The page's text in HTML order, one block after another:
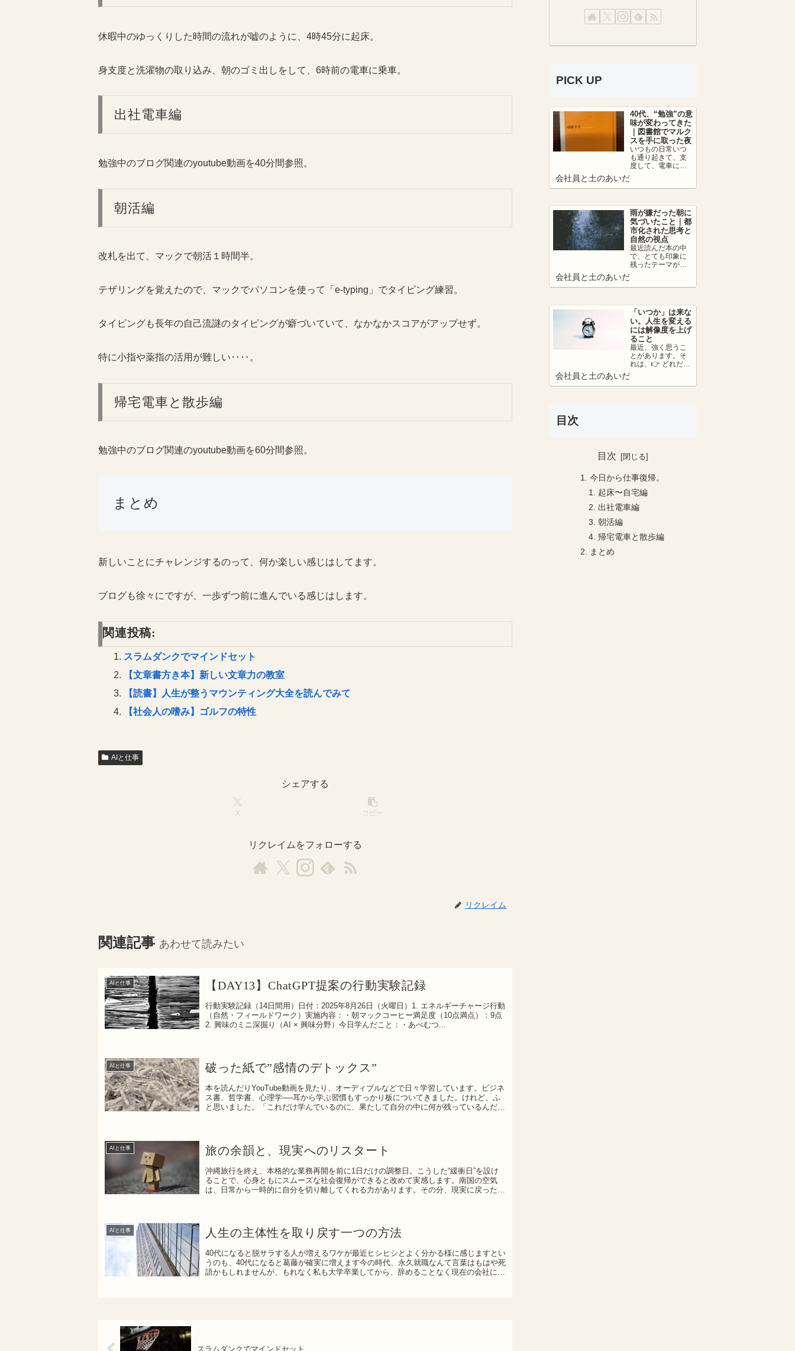
休暇中のゆっくりした時間の流れが嘘のように、4時45分に起床。
身支度と洗濯物の取り込み、朝のゴミ出しをして、6時前の電車に乗車。
出社電車編
勉強中のブログ関連のyoutube動画を40分間参照。
朝活編
改札を出て、マックで朝活１時間半。
テザリングを覚えたので、マックでパソコンを使って「e-typing」でタイピング練習。
タイピングも長年の自己流謎のタイピングが癖づいていて、なかなかスコアがアップせず。
特に小指や薬指の活用が難しい‥‥。
帰宅電車と散歩編
勉強中のブログ関連のyoutube動画を60分間参照。
まとめ
新しいことにチャレンジするのって、何か楽しい感じはしてます。
ブログも徐々にですが、一歩ずつ前に進んでいる感じはします。
関連投稿:
スラムダンクでマインドセット
【文章書方き本】新しい文章力の教室
【読書】人生が整うマウンティング大全を読んでみて
【社会人の嗜み】ゴルフの特性
AIと仕事
シェアする
X コピー
リクレイムをフォローする
リクレイム
関連記事 あわせて読みたい
AIと仕事 【DAY13】ChatGPT提案の行動実験記録
行動実験記録（14日間用）日付：2025年8月26日（火曜日）1. エネルギーチャージ行動
（自然・フィールドワーク）実施内容：・朝マックコーヒー満足度（10点満点）：9点
2. 興味のミニ深掘り（AI × 興味分野）今日学んだこと：・あべむつ...
AIと仕事 破った紙で”感情のデトックス”
本を読んだりYouTube動画を見たり、オーディブルなどで日々学習しています。ビジネ
ス書、哲学書、心理学──耳から学ぶ習慣もすっかり板についてきました。けれど、ふ
と思いました。「これだけ学んでいるのに、果たして自分の中に何が残っているんだ
AIと仕事 旅の余韻と、現実へのリスタート
沖縄旅行を終え、本格的な業務再開を前に1日だけの調整日。こうした“緩衝日”を設け
ることで、心身ともにスムーズな社会復帰ができると改めて実感します。南国の空気
は、日常から一時的に自分を切り離してくれる力があります。その分、現実に戻った瞬
AIと仕事 人生の主体性を取り戻す一つの方法
40代になると脱サラする人が増えるワケが最近ヒシヒシとよく分かる様に感じますとい
うのも、40代になると葛藤が確実に増えます今の時代、永久就職なんて言葉はもはや死
語かもしれませんが、もれなく私も大学卒業してから、辞めることなく現在の会社に添
スラムダンクでマインドセット
PICK UP
40代、“勉強”の意
味が変わってきた
｜図書館でマルク
スを手に取った夜
いつもの日常いつ
も通り起きて、支
度して、電車に乗
って、朝カフェし
事を頑張って、帰
会社員と土のあいだ
雨が嫌だった朝に
気づいたこと｜都
市化された思考と
自然の視点
最近読んだ本の中
で、とても印象に
残ったテーマがあ
ります。それは、
ついて。人は便利
会社員と土のあいだ
「いつか」は来な
い。人生を変える
には解像度を上げ
ること
最近、強く思うこ
とがあります。そ
れは、👉 どれだけ
リアリティーを持
れているか。ここ
会社員と土のあいだ
目次
目次
今日から仕事復帰。
起床〜自宅編
出社電車編
朝活編
帰宅電車と散歩編
まとめ